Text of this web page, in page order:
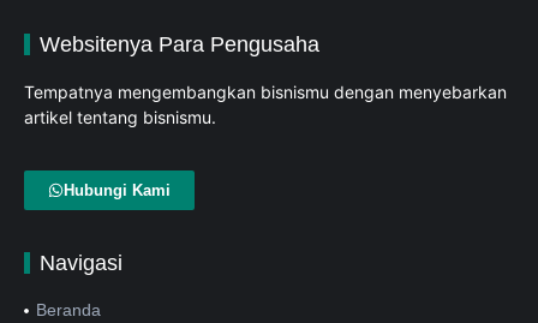
Websitenya Para Pengusaha
Tempatnya mengembangkan bisnismu dengan menyebarkan
artikel tentang bisnismu.
Hubungi Kami
Navigasi
Beranda